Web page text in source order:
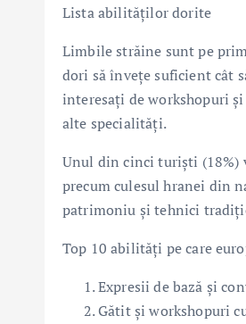
Lista abilităților dorite
Limbile străine sunt pe
dori să învețe suficient cât
interesați de workshopuri
alte specialități.
Unul din cinci turiști (18%)
precum culesul hranei din
patrimoniu și tehnici
Top 10 abilități pe care
Expresii de bază și
Gătit și workshopuri